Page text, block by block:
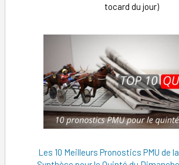
tocard du jour)
Les 10 Meilleurs Pronostics PMU de